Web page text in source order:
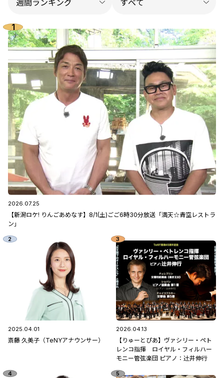
2026.07.25
【新潟ロケ! りんごあめなす】8/1(土)ごご6時30分放送「満天☆青空レストラ
ン」
2025.04.01
斎藤 久美子（TeNYアナウンサー）
2026.04.13
【りゅーとぴあ】ヴァシリー・ペト
レンコ指揮 ロイヤル・フィルハー
モニー管弦楽団 ピアノ：辻󠄀井伸行